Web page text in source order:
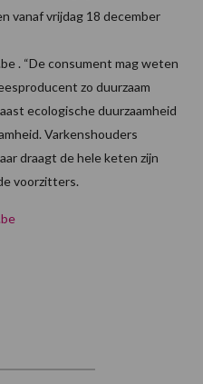
vanaf vrijdag 18 december
. “De consument mag weten
zo duurzaam
ecologische duurzaamheid
Varkenshouders
draagt de hele keten zijn
voorzitters.